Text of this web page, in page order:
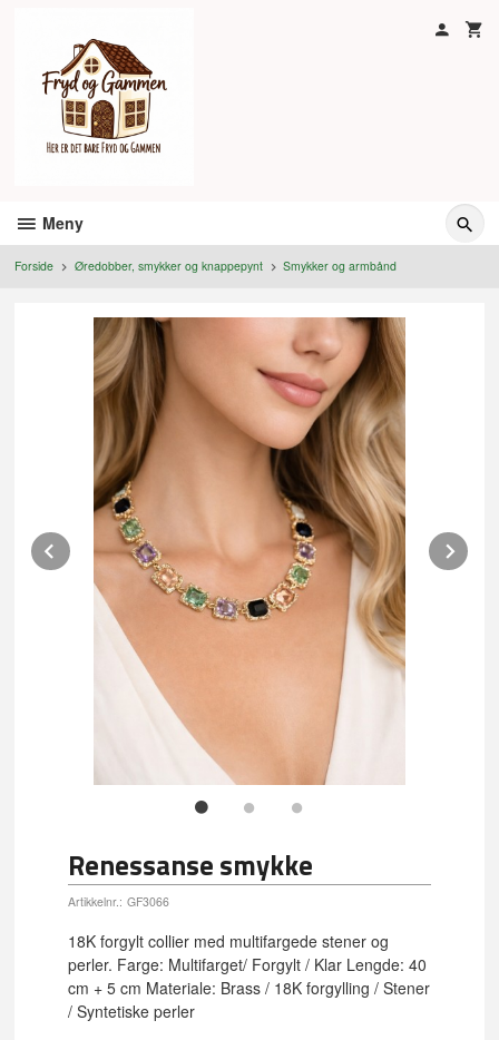
Meny
Forside Øredobber, smykker og knappepynt Smykker og armbånd
Prev
Renessanse smykke
Artikkelnr.: GF3066
18K forgylt collier med multifargede stener og
perler. Farge: Multifarget/ Forgylt / Klar Lengde: 40
cm + 5 cm Materiale: Brass / 18K forgylling / Stener
/ Syntetiske perler